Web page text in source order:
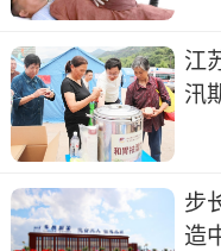
江
汛
步
造